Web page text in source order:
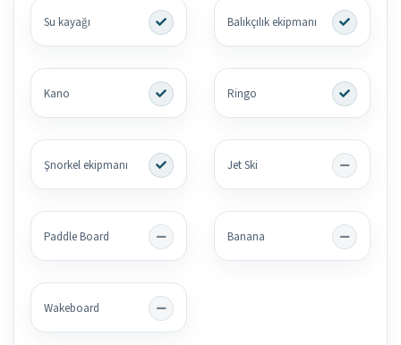
Su kayağı Balıkçılık ekipmanı
Kano Ringo
Şnorkel ekipmanı Jet Ski
Paddle Board Banana
Wakeboard